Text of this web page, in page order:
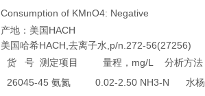
Consumption of KMnO4: Negative
产地：美国HACH
美国哈希HACH,去离子水,p/n.272-56(27256)
货 号 测定项目 量程， mg/L 分析方法
26045-45 氨氮 0.02-2.50 NH3-N 水杨